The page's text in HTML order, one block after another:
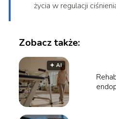
życia w regulacji
Zobacz także:
🟅 AI